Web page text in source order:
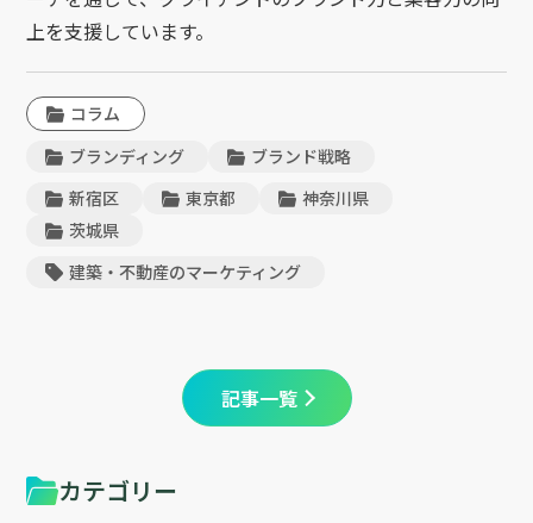
上を支援しています。
コラム
ブランディング
ブランド戦略
新宿区
東京都
神奈川県
茨城県
建築・不動産のマーケティング
記事一覧
カテゴリー